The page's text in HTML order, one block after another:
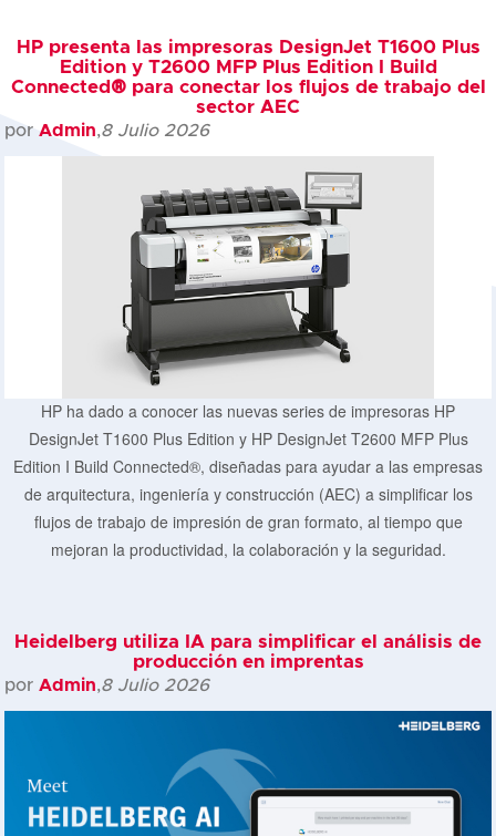
HP presenta las impresoras DesignJet T1600 Plus
Edition y T2600 MFP Plus Edition I Build
Connected® para conectar los flujos de trabajo del
sector AEC
porAdmin,8 Julio 2026
HP ha dado a conocer las nuevas series de impresoras HP
DesignJet T1600 Plus Edition y HP DesignJet T2600 MFP Plus
Edition I Build Connected®, diseñadas para ayudar a las empresas
de arquitectura, ingeniería y construcción (AEC) a simplificar los
flujos de trabajo de impresión de gran formato, al tiempo que
mejoran la productividad, la colaboración y la seguridad.
Heidelberg utiliza IA para simplificar el análisis de
producción en imprentas
porAdmin,8 Julio 2026